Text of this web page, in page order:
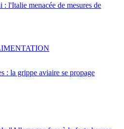
l'Italie menacée de mesures de
: la grippe aviaire se propage